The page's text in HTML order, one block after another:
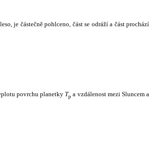
je částečně pohlceno, část se odráží a část prochází
povrchu planetky Tp a vzdálenost mezi Sluncem a